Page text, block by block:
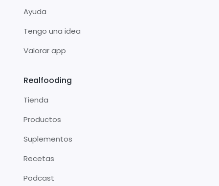
Ayuda
Tengo una idea
Valorar app
Realfooding
Tienda
Productos
Suplementos
Recetas
Podcast